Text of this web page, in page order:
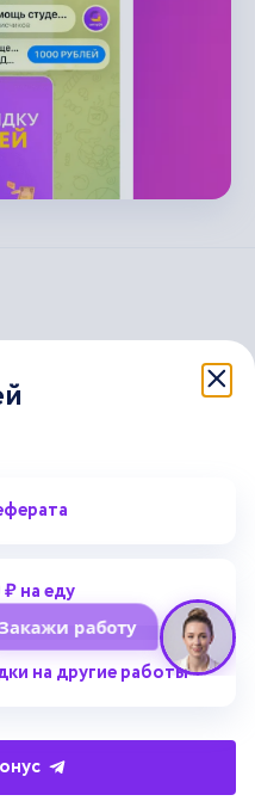
Последние статьи
Поиск репетитора
на еду
на другие работы